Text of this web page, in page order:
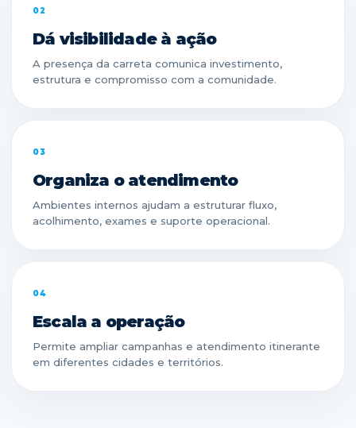
02
Dá visibilidade à ação
A presença da carreta comunica investimento,
estrutura e compromisso com a comunidade.
03
Organiza o atendimento
Ambientes internos ajudam a estruturar fluxo,
acolhimento, exames e suporte operacional.
04
Escala a operação
Permite ampliar campanhas e atendimento itinerante
em diferentes cidades e territórios.